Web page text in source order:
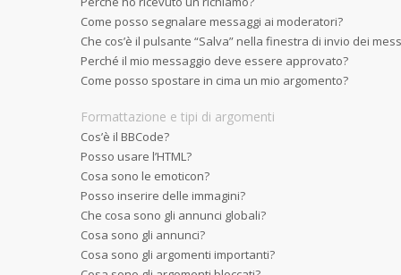
Come posso segnalare messaggi ai moderatori?
Che cos’è il pulsante “Salva” nella finestra di invio dei
Perché il mio messaggio deve essere approvato?
Come posso spostare in cima un mio argomento?
Formattazione e tipi di argomenti
Cos’è il BBCode?
Posso usare l’HTML?
Cosa sono le emoticon?
Posso inserire delle immagini?
Che cosa sono gli annunci globali?
Cosa sono gli annunci?
Cosa sono gli argomenti importanti?